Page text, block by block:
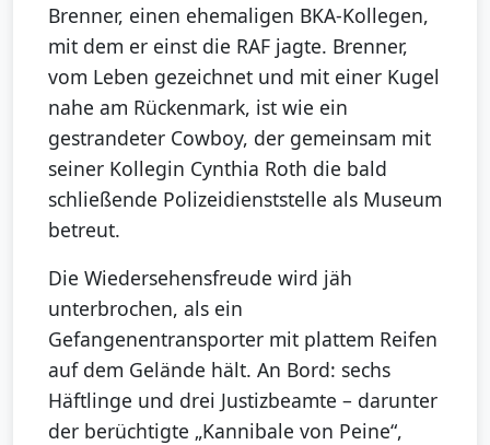
Brenner, einen ehemaligen BKA-Kollegen,
mit dem er einst die RAF jagte. Brenner,
vom Leben gezeichnet und mit einer Kugel
nahe am Rückenmark, ist wie ein
gestrandeter Cowboy, der gemeinsam mit
seiner Kollegin Cynthia Roth die bald
schließende Polizeidienststelle als Museum
betreut.
Die Wiedersehensfreude wird jäh
unterbrochen, als ein
Gefangenentransporter mit plattem Reifen
auf dem Gelände hält. An Bord: sechs
Häftlinge und drei Justizbeamte – darunter
der berüchtigte „Kannibale von Peine“,